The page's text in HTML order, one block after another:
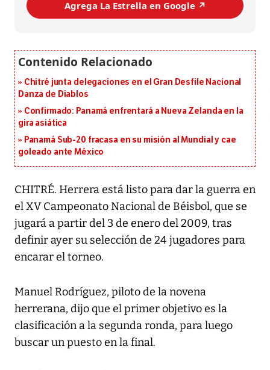
Agrega La Estrella en Google ↗️
Chitré junta delegaciones en el Gran Desfile Nacional
Danza de Diablos
Confirmado: Panamá enfrentará a Nueva Zelanda en la
gira asiática
Panamá Sub-20 fracasa en su misión al Mundial y cae
goleado ante México
CHITRÉ. Herrera está listo para dar la guerra en
el XV Campeonato Nacional de Béisbol, que se
jugará a partir del 3 de enero del 2009, tras
definir ayer su selección de 24 jugadores para
encarar el torneo.
Manuel Rodríguez, piloto de la novena
herrerana, dijo que el primer objetivo es la
clasificación a la segunda ronda, para luego
buscar un puesto en la final.